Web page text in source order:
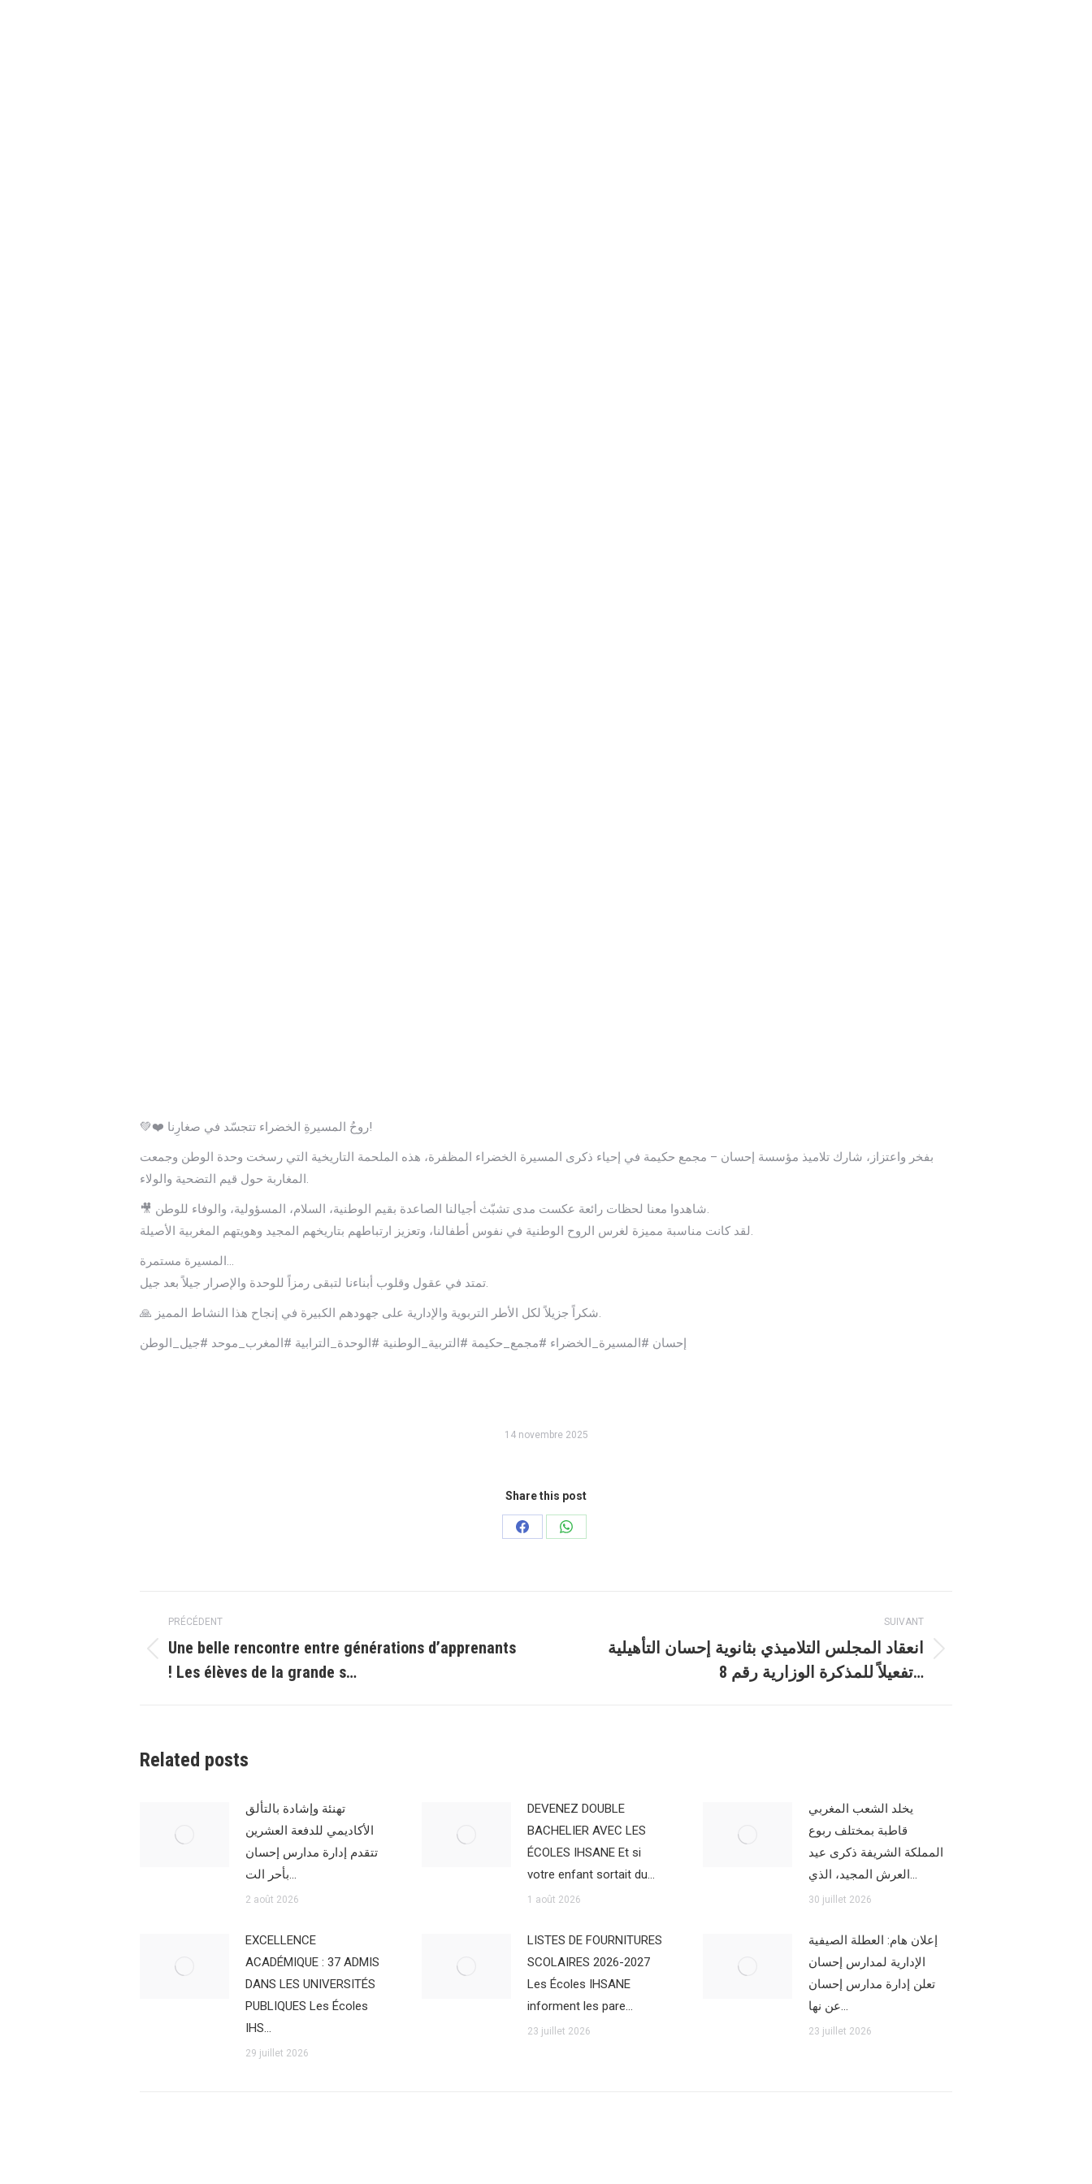
💚❤️ روحُ المسيرةِ الخضراء تتجسّد في صغارِنا!
بفخر واعتزاز، شارك تلاميذ مؤسسة إحسان – مجمع حكيمة في إحياء ذكرى المسيرة الخضراء المظفرة، هذه الملحمة التاريخية التي رسخت وحدة الوطن وجمعت
المغاربة حول قيم التضحية والولاء.
🎥 شاهدوا معنا لحظات رائعة عكست مدى تشبّث أجيالنا الصاعدة بقيم الوطنية، السلام، المسؤولية، والوفاء للوطن.
لقد كانت مناسبة مميزة لغرس الروح الوطنية في نفوس أطفالنا، وتعزيز ارتباطهم بتاريخهم المجيد وهويتهم المغربية الأصيلة.
المسيرة مستمرة…
تمتد في عقول وقلوب أبناءنا لتبقى رمزاً للوحدة والإصرار جيلاً بعد جيل.
🙏 شكراً جزيلاً لكل الأطر التربوية والإدارية على جهودهم الكبيرة في إنجاح هذا النشاط المميز.
إحسان #المسيرة_الخضراء #مجمع_حكيمة #التربية_الوطنية #الوحدة_الترابية #المغرب_موحد #جيل_الوطن
14 novembre 2025
Share this post
PartagerPartager
Navigation
article
PRÉCÉDENT
Article
précédent
Une belle rencontre entre générations d’apprenants
! Les élèves de la grande s…
SUIVANT
انعقاد المجلس التلاميذي بثانوية إحسان التأهيلية
تفعيلاً للمذكرة الوزارية رقم 8…
Related posts
تهنئة وإشادة بالتألق
الأكاديمي للدفعة العشرين
تتقدم إدارة مدارس إحسان
بأحر الت…
2 août 2026
DEVENEZ DOUBLE
BACHELIER AVEC LES
ÉCOLES IHSANE Et si
votre enfant sortait du…
1 août 2026
يخلد الشعب المغربي
قاطبة بمختلف ربوع
المملكة الشريفة ذكرى عيد
العرش المجيد، الذي…
30 juillet 2026
EXCELLENCE
ACADÉMIQUE : 37 ADMIS
DANS LES UNIVERSITÉS
PUBLIQUES Les Écoles
IHS…
29 juillet 2026
LISTES DE FOURNITURES
SCOLAIRES 2026-2027
Les Écoles IHSANE
informent les pare…
23 juillet 2026
إعلان هام: العطلة الصيفية
الإدارية لمدارس إحسان
تعلن إدارة مدارس إحسان
عن نها…
23 juillet 2026